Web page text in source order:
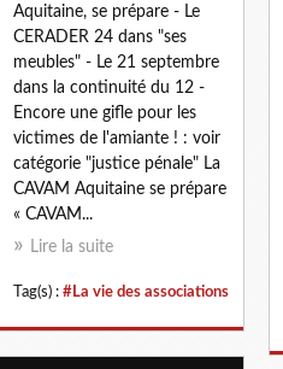
Aquitaine, se prépare - Le
CERADER 24 dans "ses
meubles" - Le 21 septembre
dans la continuité du 12 -
Encore une gifle pour les
victimes de l'amiante ! : voir
catégorie "justice pénale" La
CAVAM Aquitaine se prépare
« CAVAM...
Lire la suite
Tag(s) : #La vie des associations